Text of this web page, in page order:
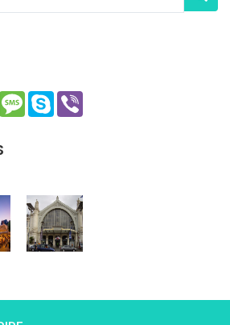
EmailMessage
Skype